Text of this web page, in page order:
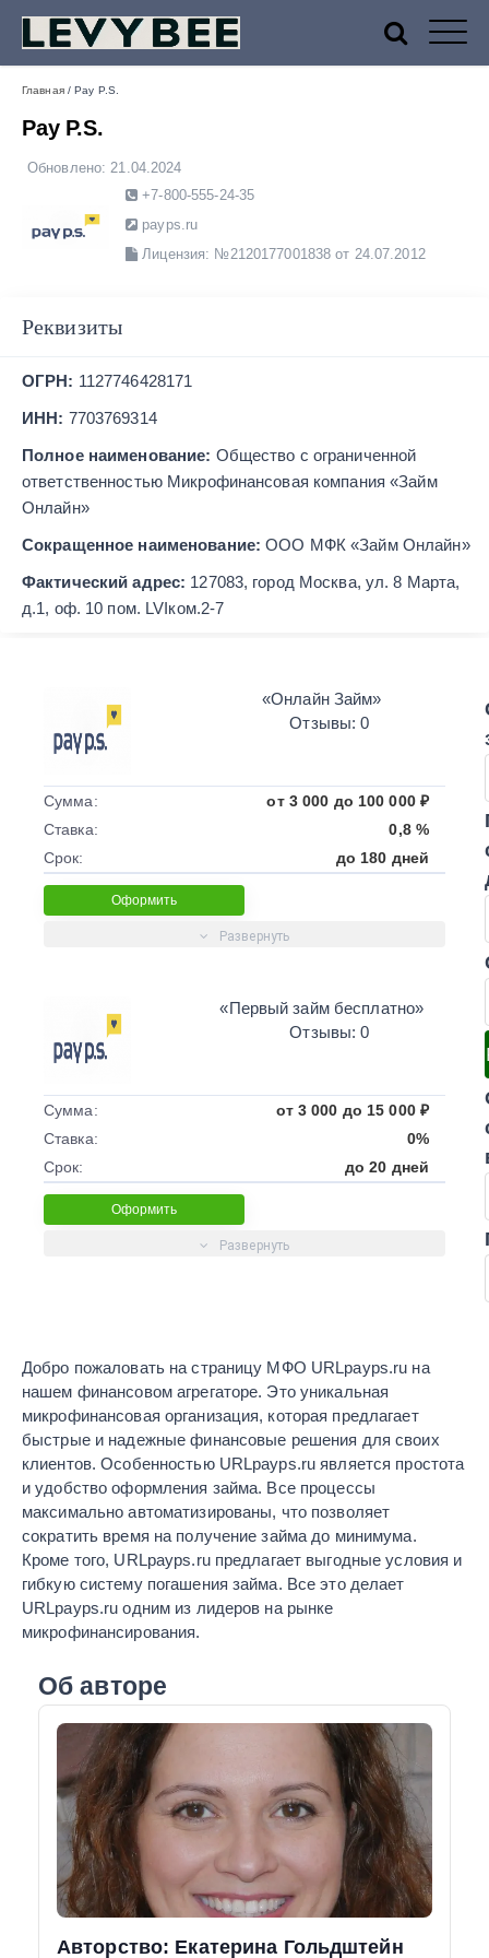
Финансовый маркетплейс
Levybee — лучшие МФО
России
Главная/Pay P.S.
Pay P.S.
+7-800-555-24-35
payps.ru
Лицензия: №2120177001838 от 24.07.2012
Обновлено: 21.04.2024
Реквизиты
ОГРН: 1127746428171
ИНН: 7703769314
Полное наименование: Общество с ограниченной
ответственностью Микрофинансовая компания «Займ
Онлайн»
Сокращенное наименование: ООО МФК «Займ Онлайн»
Фактический адрес: 127083, город Москва, ул. 8 Марта,
д.1, оф. 10 пом. LVIком.2-7
«Онлайн Займ»
Отзывы: 0
Сумма:
от 3 000 до 100 000 ₽
Ставка:
0,8 %
Срок:
до 180 дней
Оформить
«Первый займ бесплатно»
Отзывы: 0
Сумма:
от 3 000 до 15 000 ₽
Ставка:
0%
Срок:
до 20 дней
Оформить
Добро пожаловать на страницу МФО URLpayps.ru на
нашем финансовом агрегаторе. Это уникальная
микрофинансовая организация, которая предлагает
быстрые и надежные финансовые решения для своих
клиентов. Особенностью URLpayps.ru является простота
и удобство оформления займа. Все процессы
максимально автоматизированы, что позволяет
сократить время на получение займа до минимума.
Кроме того, URLpayps.ru предлагает выгодные условия и
гибкую систему погашения займа. Все это делает
URLpayps.ru одним из лидеров на рынке
микрофинансирования.
Об авторе
Авторство: Екатерина Гольдштейн